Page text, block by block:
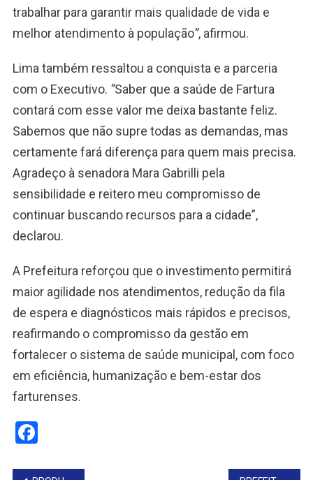
trabalhar para garantir mais qualidade de vida e
melhor atendimento à população”, afirmou.
Lima também ressaltou a conquista e a parceria
com o Executivo. “Saber que a saúde de Fartura
contará com esse valor me deixa bastante feliz.
Sabemos que não supre todas as demandas, mas
certamente fará diferença para quem mais precisa.
Agradeço à senadora Mara Gabrilli pela
sensibilidade e reitero meu compromisso de
continuar buscando recursos para a cidade”,
declarou.
A Prefeitura reforçou que o investimento permitirá
maior agilidade nos atendimentos, redução da fila
de espera e diagnósticos mais rápidos e precisos,
reafirmando o compromisso da gestão em
fortalecer o sistema de saúde municipal, com foco
em eficiência, humanização e bem-estar dos
farturenses.
Facebook